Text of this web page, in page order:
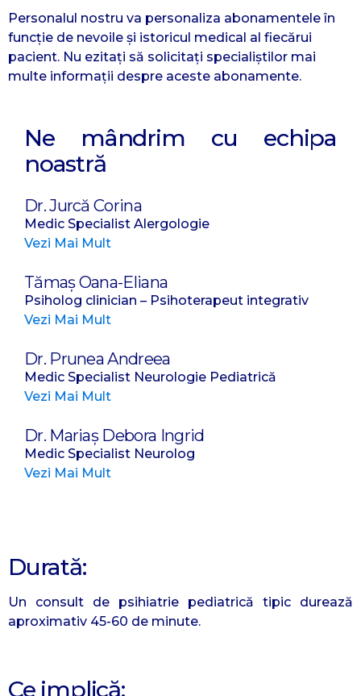
Personalul nostru va personaliza abonamentele în
funcție de nevoile și istoricul medical al fiecărui
pacient. Nu ezitați să solicitați specialiștilor mai
multe informații despre aceste abonamente.
Ne mândrim cu echipa
noastră
Dr. Jurcă Corina
Medic Specialist Alergologie
Vezi Mai Mult
Tămaș Oana-Eliana
Psiholog clinician – Psihoterapeut integrativ
Vezi Mai Mult
Dr. Prunea Andreea
Medic Specialist Neurologie Pediatrică
Vezi Mai Mult
Dr. Mariaș Debora Ingrid
Medic Specialist Neurolog
Vezi Mai Mult
Durată:
Un consult de psihiatrie pediatrică tipic durează
aproximativ 45-60 de minute.
Ce implică: